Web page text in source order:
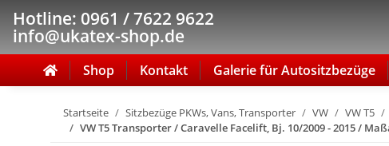
Hotline: 0961 / 7622 9622
info@ukatex-shop.de
Shop Kontakt Galerie für Autositzbezüge
Startseite Sitzbezüge PKWs, Vans, Transporter VW VW T5
VW T5 Transporter / Caravelle Facelift, Bj. 10/2009 - 2015 /